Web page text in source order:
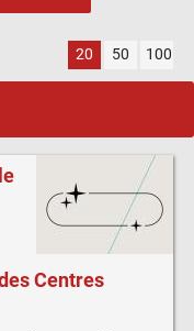
20 50 100
Centres